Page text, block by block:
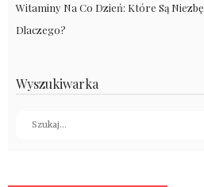
Witaminy Na Co Dzień: Które Są
Dlaczego?
Wyszukiwarka